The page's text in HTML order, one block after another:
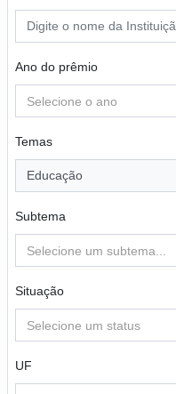
Ano do prêmio
Selecione o ano
Temas
Educação
Subtema
Selecione um subtema...
Situação
Selecione um status
UF